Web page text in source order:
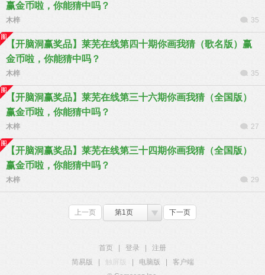
赢金币啦，你能猜中吗？
木梓 35
【开脑洞赢奖品】莱芜在线第四十期你画我猜（歌名版）赢
金币啦，你能猜中吗？
木梓 35
【开脑洞赢奖品】莱芜在线第三十六期你画我猜（全国版）
赢金币啦，你能猜中吗？
木梓 27
【开脑洞赢奖品】莱芜在线第三十四期你画我猜（全国版）
赢金币啦，你能猜中吗？
木梓 29
上一页 第1页 下一页
首页 登录
注册
简易版
触屏版 电脑版
客户端